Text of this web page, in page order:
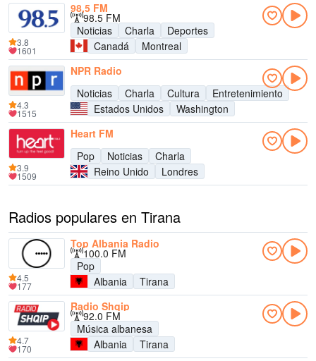
98,5 FM
98.5 FM
Noticias
Charla
Deportes
Canadá
Montreal
3.8
1601
NPR Radio
Noticias
Charla Cultura
Entretenimiento
Estados Unidos
Washington
4.3
1515
Heart FM
Pop
Noticias
Charla
Reino Unido
Londres
3.9
1509
Radios populares en Tirana
Top Albania Radio
100.0 FM
Pop
Albania
Tirana
4.5
177
Radio Shqip
92.0 FM
Música albanesa
Albania
Tirana
4.7
170